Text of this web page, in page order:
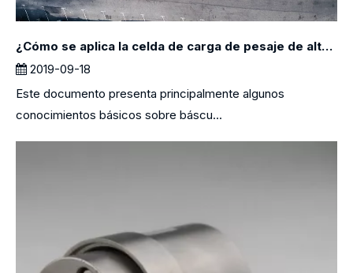
¿Cómo se aplica la celda de carga de pesaje de alta precisión en las básculas de camiones?
2019-09-18
Este documento presenta principalmente algunos
conocimientos básicos sobre báscu...